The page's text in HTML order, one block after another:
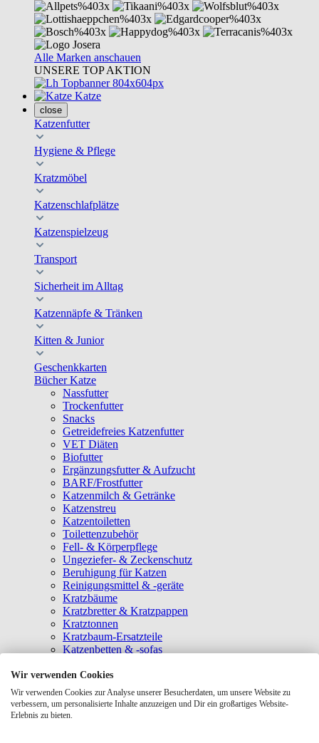
Alle Marken anschauen
UNSERE TOP AKTION
Katze
close
Katzenfutter
Hygiene & Pflege
Kratzmöbel
Katzenschlafplätze
Katzenspielzeug
Transport
Sicherheit im Alltag
Katzennäpfe & Tränken
Kitten & Junior
Geschenkkarten
Bücher Katze
Nassfutter
Trockenfutter
Snacks
Getreidefreies Katzenfutter
VET Diäten
Biofutter
Ergänzungsfutter & Aufzucht
BARF/Frostfutter
Katzenmilch & Getränke
Katzenstreu
Katzentoiletten
Toilettenzubehör
Fell- & Körperpflege
Ungeziefer- & Zeckenschutz
Beruhigung für Katzen
Reinigungsmittel & -geräte
Kratzbäume
Kratzbretter & Kratzpappen
Kratztonnen
Kratzbaum-Ersatzteile
Katzenbetten & -sofas
Katzenhäuser
Hängematten & Fensterliegeplätze
Katzendecken & -matten
Baldrian- & Catnipspielzeug
Wir verwenden Cookies
Wir verwenden Cookies zur Analyse unserer Besucherdaten, um unsere Website zu
verbessern, um personalisierte Inhalte anzuzeigen und Dir ein großartiges Website-
Erlebnis zu bieten.